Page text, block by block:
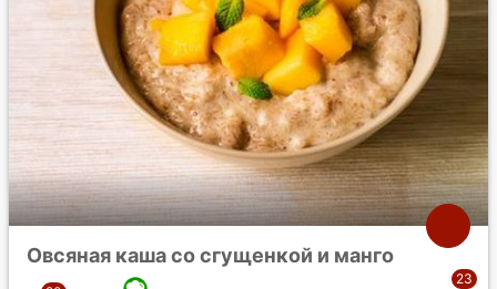
Овсяная каша со сгущенкой и манго